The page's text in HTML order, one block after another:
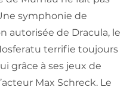
symphonie de
autorisée de Dracula, le
terrifie toujours
grâce à ses jeux de
Max Schreck. Le